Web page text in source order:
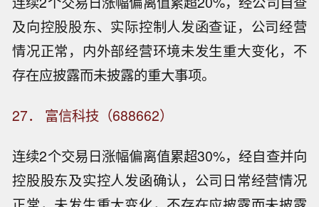
及向控股股东、实际控制人发函查证，公司经营
情况正常，内外部经营环境未发生重大变化，不
存在应披露而未披露的重大事项。
27． 富信科技（688662）
连续2个交易日涨幅偏离值累超30%，经自查并向
控股股东及实控人发函确认，公司日常经营情况